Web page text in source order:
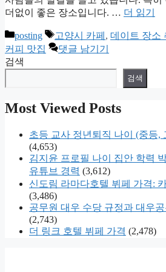
더없이 좋은 장소입니다. … 더 읽기
카
테
고
리
posting
태
그
고양시 카페 , 데이트 장소
커피 맛집
댓글 남기기
검색
검색
Most Viewed Posts
초등 교사 정년퇴직 나이 (중등,
(4,653)
김지윤 프로필 나이 집안 학력
유튜브 경력 (3,612)
신도림 라마다호텔 뷔페 가격:
(3,486)
공무원 대우 수당 규정과 대우
(2,743)
더 링크 호텔 뷔페 가격 (2,478)